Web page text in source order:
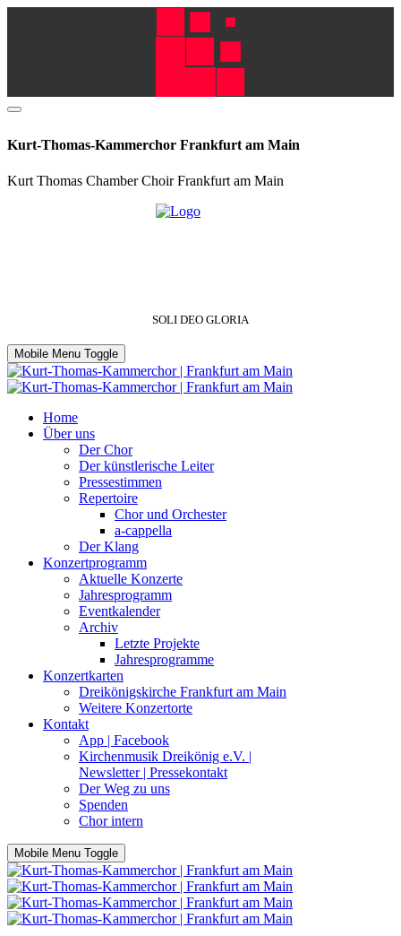
Kurt-Thomas-Kammerchor Frankfurt am Main
Kurt Thomas Chamber Choir Frankfurt am Main
SOLI DEO GLORIA
Mobile Menu Toggle
Home
Über uns
Der Chor
Der künstlerische Leiter
Pressestimmen
Repertoire
Chor und Orchester
a-cappella
Der Klang
Konzertprogramm
Aktuelle Konzerte
Jahresprogramm
Eventkalender
Archiv
Letzte Projekte
Jahresprogramme
Konzertkarten
Dreikönigskirche Frankfurt am Main
Weitere Konzertorte
Kontakt
App | Facebook
Kirchenmusik Dreikönig e.V. |
Newsletter | Pressekontakt
Der Weg zu uns
Spenden
Chor intern
Mobile Menu Toggle